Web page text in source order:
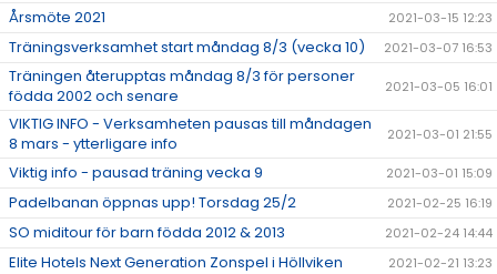
Årsmöte 2021 2021-03-15 12:23
Träningsverksamhet start måndag 8/3 (vecka 10) 2021-03-07 16:53
Träningen återupptas måndag 8/3 för personer
födda 2002 och senare
2021-03-05 16:01
VIKTIG INFO - Verksamheten pausas till måndagen
8 mars - ytterligare info
2021-03-01 21:55
Viktig info - pausad träning vecka 9 2021-03-01 15:09
Padelbanan öppnas upp! Torsdag 25/2 2021-02-25 16:19
SO miditour för barn födda 2012 & 2013 2021-02-24 14:44
Elite Hotels Next Generation Zonspel i Höllviken 2021-02-21 13:23